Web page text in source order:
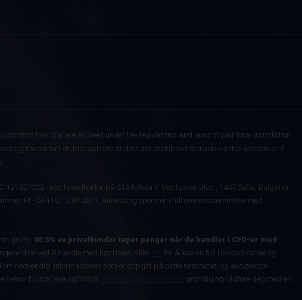
confirm that you are allowed under the regulations and laws of your local jurisdiction
the content on this website and/or are prohibited to trade via this website or if
med hovedkontor på 51A Nikola Y. Vaptsarov Blvd., 1407 Sofia, Bulgaria.
РГ-03-110/13.07.2017. Ainvesting opererer i full overensstemmelse med
giring. 85.5% av privatkunder taper penger når de handler i CFD-er med
dine ved å handle med høy risiko. Klikk
for å lese en full risikoadvarsel og
nødvendig. Informasjonen som er oppgitt på dette nettstedet, og avslørende
behov. Du bør lese og forstå
grundig og rådføre deg med en